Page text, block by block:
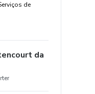
de
da